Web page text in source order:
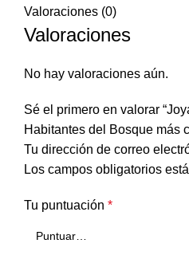
Valoraciones (0)
Valoraciones
No hay valoraciones aún.
Sé el primero en valorar
Habitantes del Bosque más
Tu dirección de correo
Los campos obligatorios
Tu puntuación *